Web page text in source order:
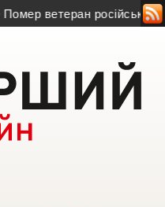
російсько-